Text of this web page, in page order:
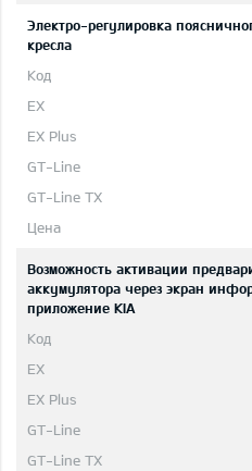
Электро-регулировка
кресла
Возможность активации
аккумулятора через экран
приложение KIA